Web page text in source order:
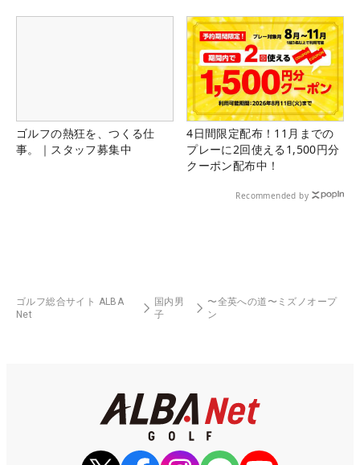
ゴルフの熱狂を、つくる仕
事。｜スタッフ募集中
4日間限定配布！11月までの
プレーに2回使える1,500円分
クーポン配布中！
Recommended by
ゴルフ総合サイト ALBA
Net
国内男
子
〜全英への道〜ミズノオープ
ン